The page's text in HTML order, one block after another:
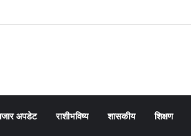
अंमलबजावणीसाठी १२५ पोलीस पाटलांची कार्यशाळा
अपडेट राशीभविष्य शासकीय शिक्षण